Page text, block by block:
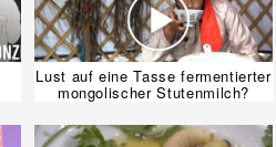
Lust auf eine Tasse fermentierter
mongolischer Stutenmilch?